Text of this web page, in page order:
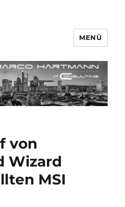
MENÜ
von
Wizard
MSI